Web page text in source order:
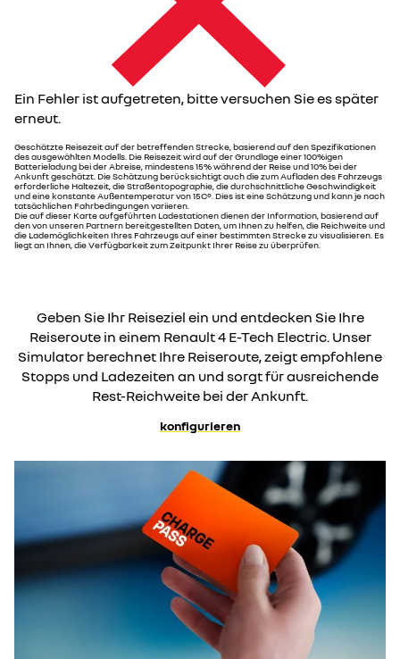
Ein Fehler ist aufgetreten, bitte versuchen Sie es später
erneut.
Geschätzte Reisezeit auf der betreffenden Strecke, basierend auf den Spezifikationen
des ausgewählten Modells. Die Reisezeit wird auf der Grundlage einer 100%igen
Batterieladung bei der Abreise, mindestens 15% während der Reise und 10% bei der
Ankunft geschätzt. Die Schätzung berücksichtigt auch die zum Aufladen des Fahrzeugs
erforderliche Haltezeit, die Straßentopographie, die durchschnittliche Geschwindigkeit
und eine konstante Außentemperatur von 15C°. Dies ist eine Schätzung und kann je nach
tatsächlichen Fahrbedingungen variieren.
Die auf dieser Karte aufgeführten Ladestationen dienen der Information, basierend auf
den von unseren Partnern bereitgestellten Daten, um Ihnen zu helfen, die Reichweite und
die Lademöglichkeiten Ihres Fahrzeugs auf einer bestimmten Strecke zu visualisieren. Es
liegt an Ihnen, die Verfügbarkeit zum Zeitpunkt Ihrer Reise zu überprüfen.
Geben Sie Ihr Reiseziel ein und entdecken Sie Ihre
Reiseroute in einem Renault 4 E-Tech Electric. Unser
Simulator berechnet Ihre Reiseroute, zeigt empfohlene
Stopps und Ladezeiten an und sorgt für ausreichende
Rest-Reichweite bei der Ankunft.
konfigurieren